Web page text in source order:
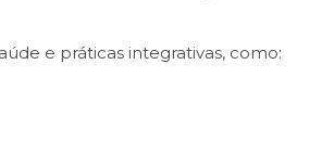
e práticas integrativas, como: